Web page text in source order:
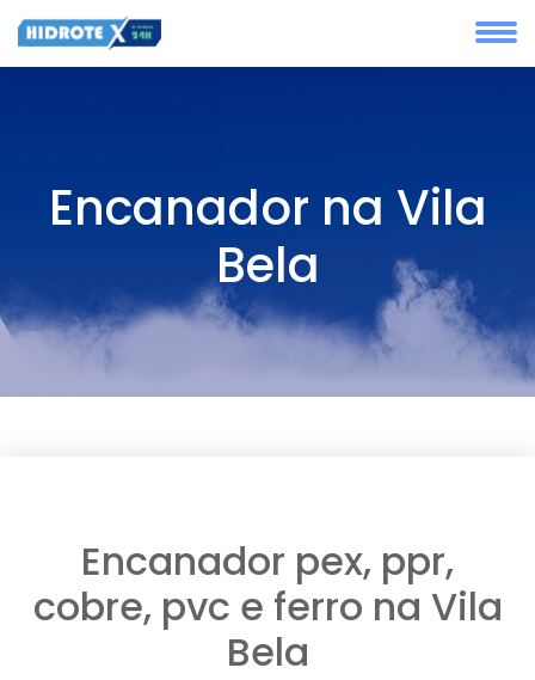
Encanador na Vila
Bela
Encanador pex, ppr,
cobre, pvc e ferro na Vila
Bela